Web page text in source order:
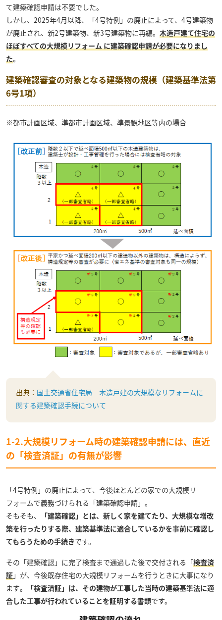
て建築確認申請は不要でした。
しかし、2025年4月以降、「4号特例」の廃止によって、4号建築物
が廃止され、新2号建築物、新3号建築物に再編。 木造戸建て住宅の
ほぼすべての大規模リフォーム に建築確認申請が必要になりまし
た。
建築確認審査の対象となる建築物の規模（建築基準法第
6号1項）
※都市計画区域、準都市計画区域、準景観地区等内の場合
出典： 国土交通省住宅局 木造戸建の大規模なリフォームに
関する建築確認手続について
1-2.大規模リフォーム時の建築確認申請には、直近
の「検査済証」の有無が影響
「4号特例」の廃止によって、今後ほとんどの家での大規模リ
フォームで義務づけられる「建築確認申請」。
そもそも、
「建築確認」とは、新しく家を建てたり、大規模な増改
築を行ったりする際、建築基準法に適合しているかを事前に確認し
てもらうための手続きです。
その「建築確認」に完了検査まで通過した後で交付される「検査済
証」が、今後既存住宅の大規模リフォームを行うときに大事になり
ます。「検査済証」は、その建物が工事した当時の建築基準法に適
合した工事が行われていることを証明する書類です。